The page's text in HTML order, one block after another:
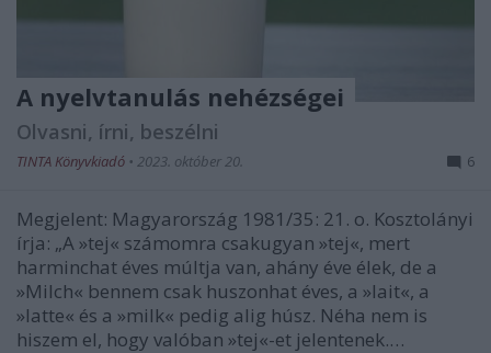
A nyelvtanulás nehézségei
Olvasni, írni, beszélni
TINTA Könyvkiadó • 2023. október 20. 6
Megjelent: Magyarország 1981/35: 21. o. Kosztolányi
írja: „A »tej« számomra csakugyan »tej«, mert
harminchat éves múltja van, ahány éve élek, de a
»Milch« bennem csak huszonhat éves, a »lait«, a
»latte« és a »milk« pedig alig húsz. Néha nem is
hiszem el, hogy valóban »tej«-et jelentenek.…